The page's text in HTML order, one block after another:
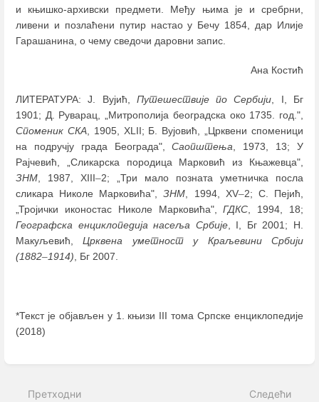
и књишко-архивски предмети. Међу њима је и сребрни,
ливени и позлаћени путир настао у Бечу 1854, дар Илије
Гарашанина, о чему сведочи даровни запис.
Ана Костић
ЛИТЕРАТУРА: Ј. Вујић, Путешествије по Сербији, I, Бг
1901; Д. Руварац, „Митрополија београдска око 1735. год.",
Споменик СКА, 1905, XLII; Б. Вујовић, „Црквени споменици
на подручју града Београда",Саопштења, 1973, 13; У
Рајчевић, „Сликарска породица Марковић из Књажевца",
ЗНМ, 1987, XIII–2; „Три мало позната уметничка посла
сликара Николе Марковића",ЗНМ, 1994, XV–2; С. Пејић,
„Тројички иконостас Николе Марковића",ГДКС, 1994, 18;
Географска енциклопедија насеља Србије, I, Бг 2001; Н.
Макуљевић,Црквена уметност у Краљевини Србији
(1882–1914), Бг 2007.
*Текст је објављен у 1. књизи III тома Српске енциклопедије
(2018)
mode
Претходни Следећи